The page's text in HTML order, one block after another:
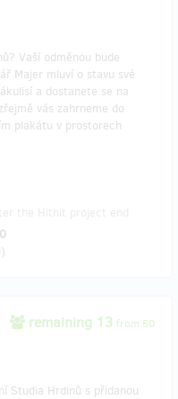
Vaší odměnou bude
Majer mluví o stavu své
a dostanete se na
vás zahrneme do
plakátu v prostorech
)
remaining 13 from 50
Studia Hrdinů s přidanou